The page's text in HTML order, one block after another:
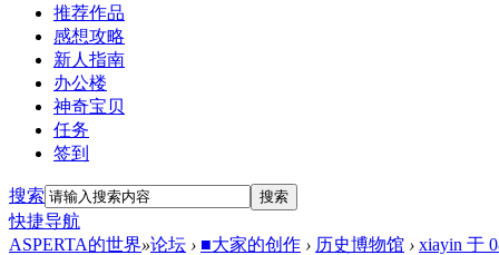
推荐作品
感想攻略
新人指南
办公楼
神奇宝贝
任务
签到
搜索 搜索
快捷导航
ASPERTA的世界»论坛 › ■大家的创作 › 历史博物馆 › xiayin 于